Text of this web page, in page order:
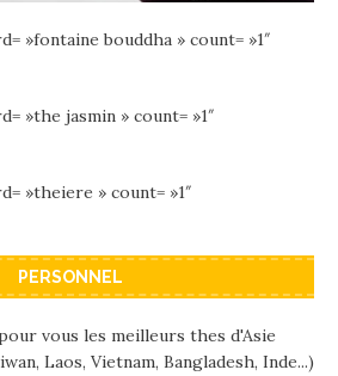
»fontaine bouddha » count= »1″
»the jasmin » count= »1″
»theiere » count= »1″
PERSONNEL
vous les meilleurs thes d'Asie
Laos, Vietnam, Bangladesh, Inde...)